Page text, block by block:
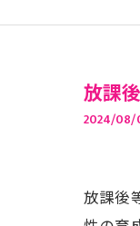
放課
2024/08/
放課後